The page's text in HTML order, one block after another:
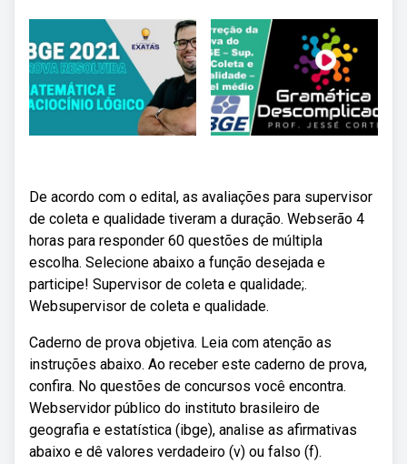
De acordo com o edital, as avaliações para supervisor
de coleta e qualidade tiveram a duração. Webserão 4
horas para responder 60 questões de múltipla
escolha. Selecione abaixo a função desejada e
participe! Supervisor de coleta e qualidade;.
Websupervisor de coleta e qualidade.
Caderno de prova objetiva. Leia com atenção as
instruções abaixo. Ao receber este caderno de prova,
confira. No questões de concursos você encontra.
Webservidor público do instituto brasileiro de
geografia e estatística (ibge), analise as afirmativas
abaixo e dê valores verdadeiro (v) ou falso (f).